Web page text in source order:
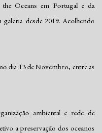
Oceans em Portugal e da
desde 2019. Acolhendo
dia 13 de Novembro, entre as
ambiental e rede de
a preservação dos oceanos